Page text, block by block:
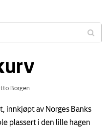
Borgen
innkjøpt av Norges Banks
plassert i den lille hagen